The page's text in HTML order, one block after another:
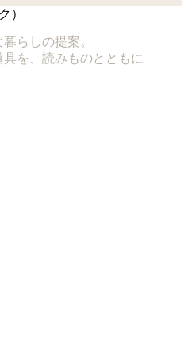
）
らしの提案。
を、読みものとともに